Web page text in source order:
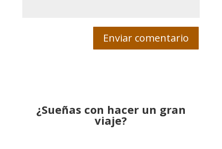
¿Sueñas con hacer un gran
viaje?